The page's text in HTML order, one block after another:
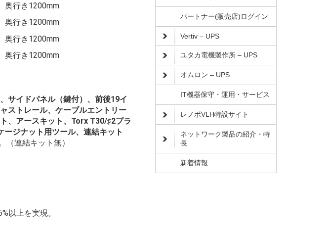
行き1200mm
行き1200mm
行き1200mm
行き1200mm
サイドパネル（鍵付）、前後19イ
ストレール、ケーブルエントリー
、アースキット、Torx T30/♯2プラ
ジナット用ツール、連結キット
（連結キット無）
以上を実現。
パートナー(販売店)ログイン
Vertiv – UPS
ユタカ電機製作所 – UPS
オムロン – UPS
IT機器保守・運用・サービス
レノボVLH特設サイト
ネットワーク製品の紹介・特
長
新着情報